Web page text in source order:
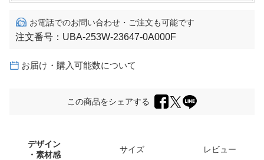
お電話でのお問い合わせ・ご注文も可能です
注文番号： UBA-253W-23647-0A000F
お届け・購入可能数について
この商品をシェアする
デザイン
・素材感
サイズ レビュー